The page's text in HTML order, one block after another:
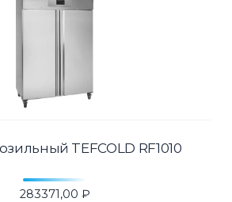
TEFCOLD RF1010
283371,00 ₽